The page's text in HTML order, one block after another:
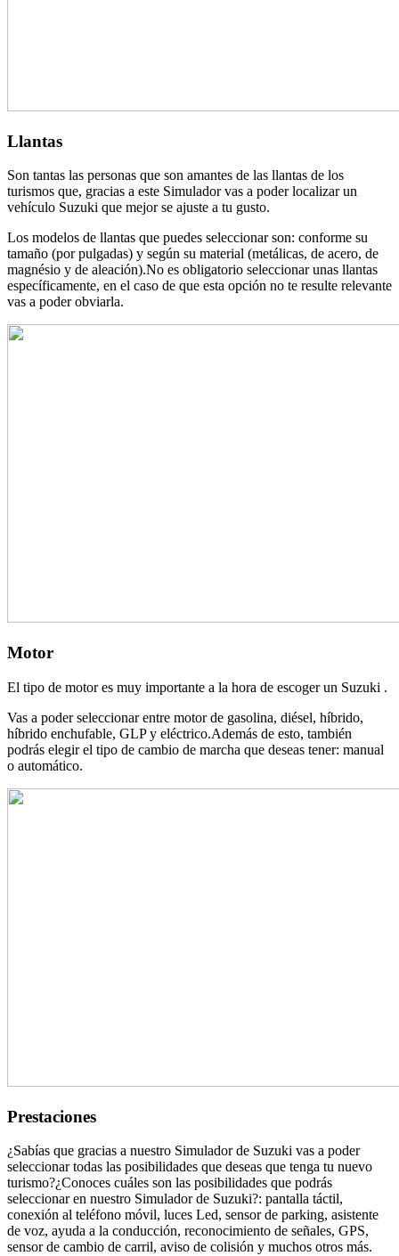
Llantas
Son tantas las personas que son amantes de las llantas de los
turismos que, gracias a este Simulador vas a poder localizar un
vehículo Suzuki que mejor se ajuste a tu gusto.
Los modelos de llantas que puedes seleccionar son: conforme su
tamaño (por pulgadas) y según su material (metálicas, de acero, de
magnésio y de aleación).No es obligatorio seleccionar unas llantas
específicamente, en el caso de que esta opción no te resulte relevante
vas a poder obviarla.
Motor
El tipo de motor es muy importante a la hora de escoger un Suzuki .
Vas a poder seleccionar entre motor de gasolina, diésel, híbrido,
híbrido enchufable, GLP y eléctrico.Además de esto, también
podrás elegir el tipo de cambio de marcha que deseas tener: manual
o automático.
Prestaciones
¿Sabías que gracias a nuestro Simulador de Suzuki vas a poder
seleccionar todas las posibilidades que deseas que tenga tu nuevo
turismo?¿Conoces cuáles son las posibilidades que podrás
seleccionar en nuestro Simulador de Suzuki?: pantalla táctil,
conexión al teléfono móvil, luces Led, sensor de parking, asistente
de voz, ayuda a la conducción, reconocimiento de señales, GPS,
sensor de cambio de carril, aviso de colisión y muchos otros más.